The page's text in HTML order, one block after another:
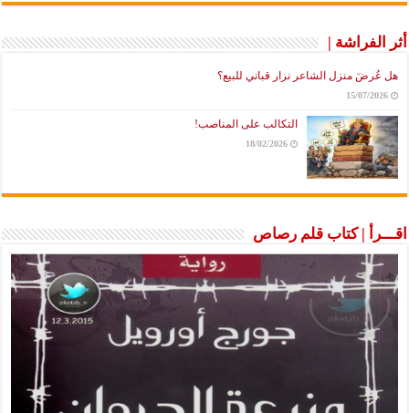
أثر الفراشة |
هل عُرضَ منزل الشاعر نزار قباني للبيع؟
15/07/2026
التكالب على المناصب!
18/02/2026
اقـــرأ | كتاب قلم رصاص